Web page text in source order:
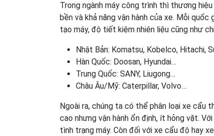
Trong ngành máy công trình thì thương
bền và khả năng vận hành của xe. Mỗi
tạo máy, độ tiết kiệm nhiên liệu cũng như
Nhật Bản: Komatsu, Kobelco, Hitachi,
Hàn Quốc: Doosan, Hyundai…
Trung Quốc: SANY, Liugong…
Châu Âu/Mỹ: Caterpillar, Volvo…
Ngoài ra, chúng ta có thể phân loại xe cẩu
cao nhưng vận hành ổn định, ít hỏng vặt.
tình trạng máy. Còn đối với xe cẩu độ hay